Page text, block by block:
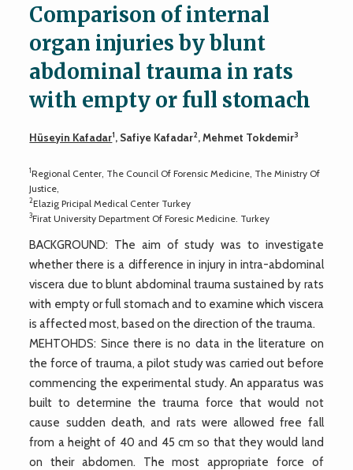
Comparison of internal
organ injuries by blunt
abdominal trauma in rats
with empty or full stomach
Hüseyin Kafadar1, Safiye Kafadar2, Mehmet Tokdemir3
1Regional Center, The Council Of Forensic Medicine, The Ministry Of
Justice,
2Elazig Pricipal Medical Center Turkey
3Firat University Department Of Foresic Medicine. Turkey
BACKGROUND: The aim of study was to investigate
whether there is a difference in injury in intra-abdominal
viscera due to blunt abdominal trauma sustained by rats
with empty or full stomach and to examine which viscera
is affected most, based on the direction of the trauma.
MEHTOHDS: Since there is no data in the literature on
the force of trauma, a pilot study was carried out before
commencing the experimental study. An apparatus was
built to determine the trauma force that would not
cause sudden death, and rats were allowed free fall
from a height of 40 and 45 cm so that they would land
on their abdomen. The most appropriate force of